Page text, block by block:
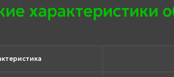
характеристики